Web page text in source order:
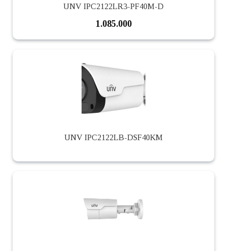
UNV IPC2122LR3-PF40M-D
1.085.000
UNV IPC2122LB-DSF40KM